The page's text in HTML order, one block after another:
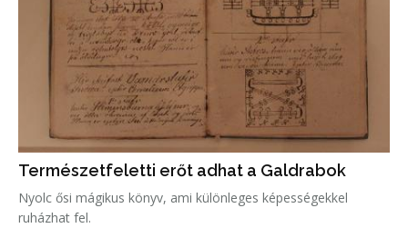
Természetfeletti erőt adhat a Galdrabok
Nyolc ősi mágikus könyv, ami különleges képességekkel
ruházhat fel.